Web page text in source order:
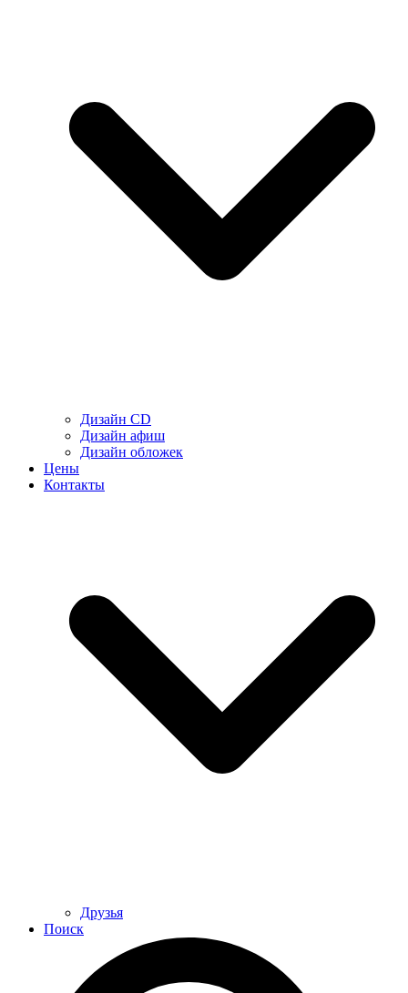
Дизайн CD
Дизайн афиш
Дизайн обложек
Цены
Контакты
Друзья
Поиск